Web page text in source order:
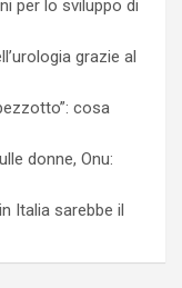
per lo sviluppo di
grazie al
cosa
donne, Onu:
Italia sarebbe il